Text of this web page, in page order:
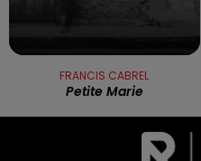
FRANCIS CABREL
Petite Marie